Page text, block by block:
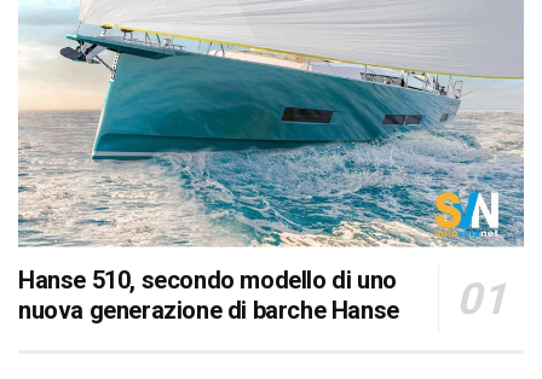
Hanse 510, secondo modello di uno
nuova generazione di barche Hanse